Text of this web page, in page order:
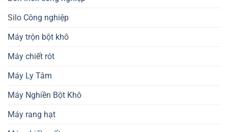
Silo Công nghiệp
Máy trộn bột khô
Máy chiết rót
Máy Ly Tâm
Máy Nghiền Bột Khô
Máy rang hạt